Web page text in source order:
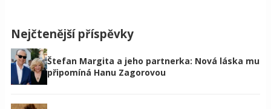
Nejčtenější příspěvky
Štefan Margita a jeho partnerka: Nová láska mu
připomíná Hanu Zagorovou